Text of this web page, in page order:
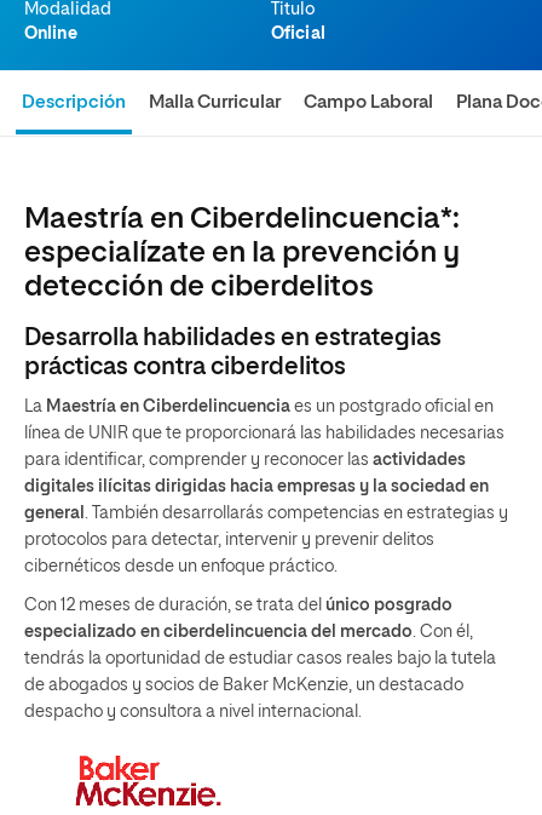
Modalidad
Online
Titulo
Oficial
Descripción Malla Curricular Campo Laboral Plana
Maestría en Ciberdelincuencia*:
especialízate en la prevención y
detección de ciberdelitos
Desarrolla habilidades en estrategias
prácticas contra ciberdelitos
La Maestría en Ciberdelincuencia es un postgrado oficial en
línea de UNIR que te proporcionará las habilidades necesarias
para identificar, comprender y reconocer las actividades
digitales ilícitas dirigidas hacia empresas y la sociedad en
general . También desarrollarás competencias en estrategias y
protocolos para detectar, intervenir y prevenir delitos
cibernéticos desde un enfoque práctico.
Con 12 meses de duración, se trata del único posgrado
especializado en ciberdelincuencia del mercado. Con él,
tendrás la oportunidad de estudiar casos reales bajo la tutela
de abogados y socios de Baker McKenzie, un destacado
despacho y consultora a nivel internacional.